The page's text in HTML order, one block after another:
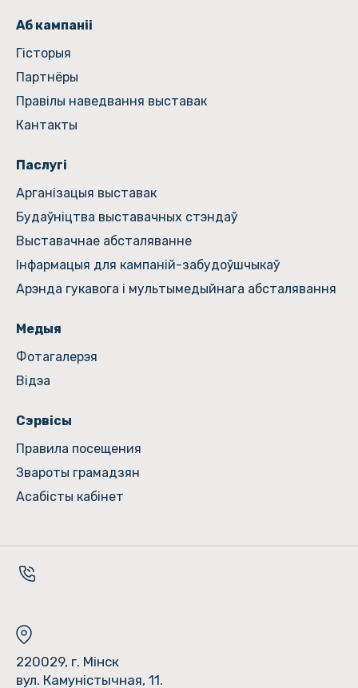
Аб кампаніі
Гiсторыя
Партнёры
Правілы наведвання выставак
Кантакты
Паслугі
Арганізацыя выставак
Будаўніцтва выставачных стэндаў
Выставачнае абсталяванне
Інфармацыя для кампаній-забудоўшчыкаў
Арэнда гукавога і мультымедыйнага абсталявання
Медыя
Фотагалерэя
Відэа
Сэрвісы
Правила посещения
Звароты грамадзян
Асабісты кабінет
220029, г. Мінск
вул. Камуністычная, 11.